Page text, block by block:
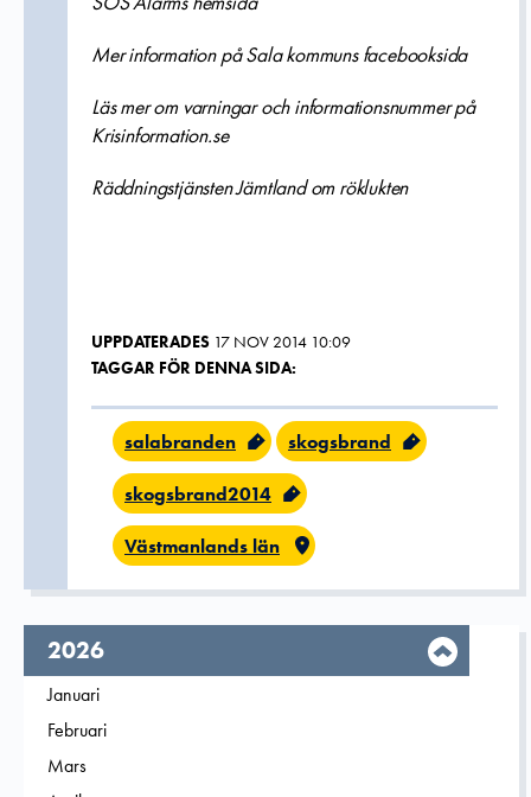
Mer information på Sala kommuns facebooksida
Läs mer om varningar och informationsnummer på
Krisinformation.se
Räddningstjänsten Jämtland om röklukten
UPPDATERADES 17 NOV 2014 10:09
TAGGAR FÖR DENNA SIDA:
salabranden skogsbrand
skogsbrand2014
Västmanlands län
År,
2026
Filtrera på
Januari
Filtrera på
Februari
Filtrera på
Mars